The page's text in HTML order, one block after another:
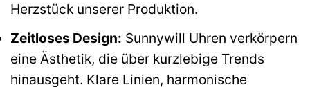
Herzstück unserer Produktion.
Zeitloses Design: Sunnywill Uhren verkörpern
eine Ästhetik, die über kurzlebige Trends
hinausgeht. Klare Linien, harmonische